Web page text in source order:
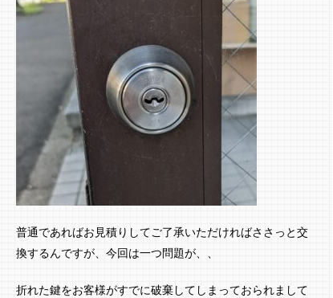
普通であればお見積りしてご了承いただければささっと交
換するんですが、今回は一つ問題が、、
折れた鍵をお客様がすでに破棄してしまっておられまして